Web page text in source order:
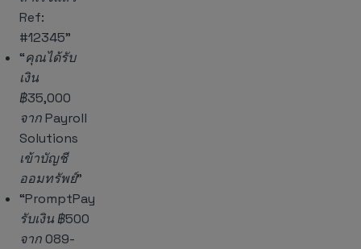
Ref:
#12345”
“คุณได้รับ
เงิน
฿35,000
จาก Payroll
Solutions
เข้าบัญชี
ออมทรัพย์”
“PromptPay
รับเงิน ฿500
จาก 089-